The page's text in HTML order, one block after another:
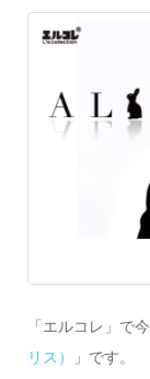
「エルコレ」で
リス）
」です。